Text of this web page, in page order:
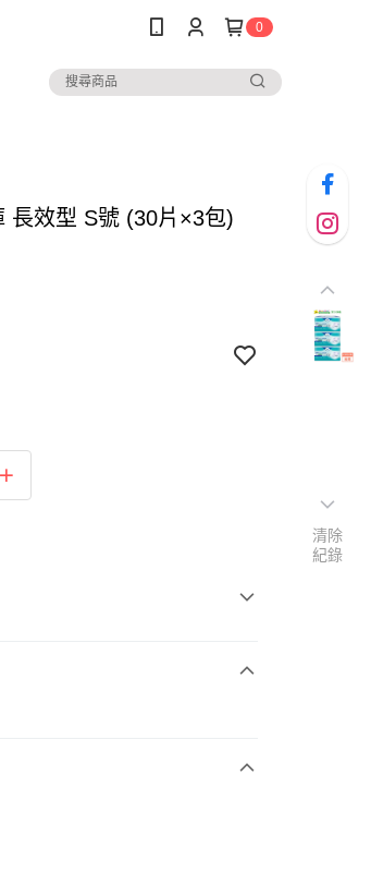
0
長效型 S號 (30片×3包)
清除
紀錄